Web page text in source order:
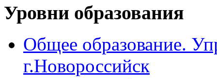
Уровни образования
Общее образование.
г.Новороссийск